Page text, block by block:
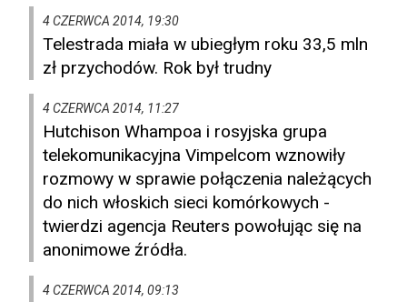
4 CZERWCA 2014, 19:30
Telestrada miała w ubiegłym roku 33,5 mln
zł przychodów. Rok był trudny
4 CZERWCA 2014, 11:27
Hutchison Whampoa i rosyjska grupa
telekomunikacyjna Vimpelcom wznowiły
rozmowy w sprawie połączenia należących
do nich włoskich sieci komórkowych -
twierdzi agencja Reuters powołując się na
anonimowe źródła.
4 CZERWCA 2014, 09:13